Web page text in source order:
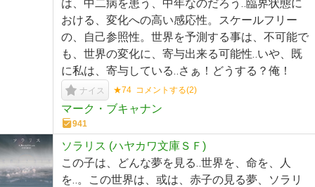
は、中二病を患う、中年なのだろう‥臨界状態に
おける、変化への高い感応性。スケールフリー
の、自己参照性。世界を予測する事は、不可能で
も、世界の変化に、寄与出来る可能性‥いや、既
に私は、寄与している‥さぁ！どうする？俺！
ナイス ★74 コメントする(2)
マーク・ブキャナン
941
ソラリス (ハヤカワ文庫ＳＦ)
この子は、どんな夢を見る‥世界を、命を、人
を‥。この世界は、或は、赤子の見る夢、ソラリ